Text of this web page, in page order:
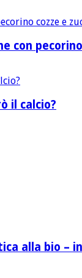
con
il calcio?
alla bio –